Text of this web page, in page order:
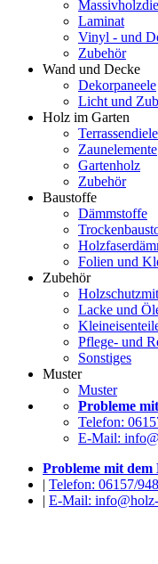
Laminat
Vinyl - und
Zubehör
Wand und Decke
Dekorpaneele
Licht und
Holz im Garten
Zaunelemente
Gartenholz
Zubehör
Baustoffe
Dämmstoffe
Folien und
Zubehör
Lacke und
Pflege- und
Sonstiges
Muster
Muster
Probleme
Telefon:
E-Mail:
Probleme mit dem
| Telefon: 06157/
| E-Mail: